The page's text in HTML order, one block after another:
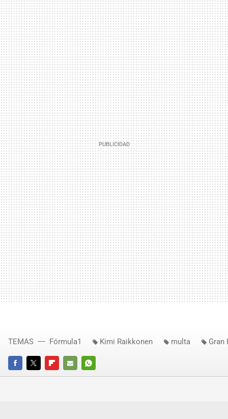
FACEBOOKTWITTERFLIPBOARD
E-
WHATSAPP
TEMAS Fórmula1 Kimi Raikkonen multa Gran